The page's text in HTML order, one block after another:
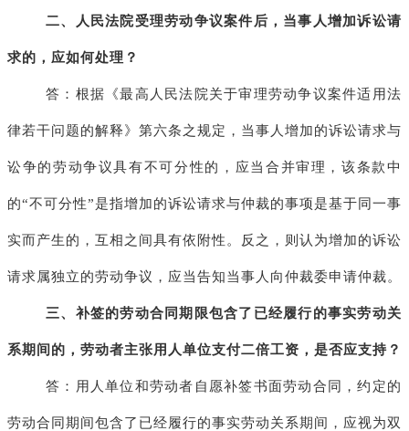
二、人民法院受理劳动争议案件后，当事人增加诉讼请
求的，应如何处理？
答：根据《最高人民法院关于审理劳动争议案件适用法
律若干问题的解释》第六条之规定，当事人增加的诉讼请求与
讼争的劳动争议具有不可分性的，应当合并审理，该条款中
的“不可分性”是指增加的诉讼请求与仲裁的事项是基于同一事
实而产生的，互相之间具有依附性。反之，则认为增加的诉讼
请求属独立的劳动争议，应当告知当事人向仲裁委申请仲裁。
三、补签的劳动合同期限包含了已经履行的事实劳动关
系期间的，劳动者主张用人单位支付二倍工资，是否应支持？
答：用人单位和劳动者自愿补签书面劳动合同，约定的
劳动合同期间包含了已经履行的事实劳动关系期间，应视为双